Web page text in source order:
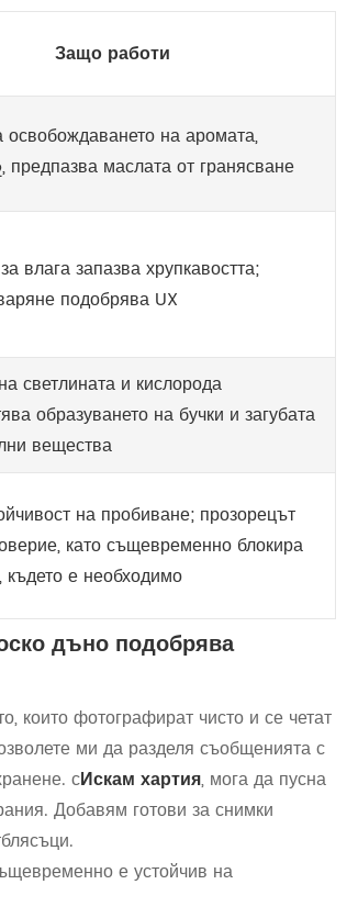
Защо работи
освобождаването на аромата,
, предпазва маслата от гранясване
влага запазва хрупкавостта;
подобрява UX
светлината и кислорода
образуването на бучки и загубата
вещества
на пробиване; прозорецът
като същевременно блокира
където е необходимо
дъно подобрява
които фотографират чисто и се четат
ми да разделя съобщенията с
сИскам хартия, мога да пусна
Добавям готови за снимки
е устойчив на